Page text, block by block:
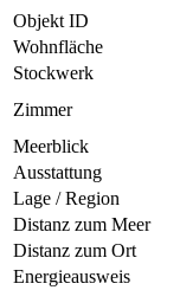
Objekt ID
Wohnfläche
Stockwerk
Zimmer
Meerblick
Ausstattung
Lage / Region
Distanz zum Meer
Distanz zum Ort
Energieausweis